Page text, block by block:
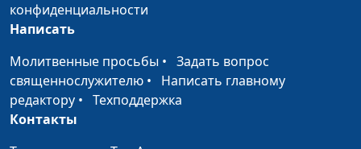
конфиденциальности
Написать
Молитвенные просьбы • Задать вопрос
священнослужителю • Написать главному
редактору • Техподдержка
Контакты